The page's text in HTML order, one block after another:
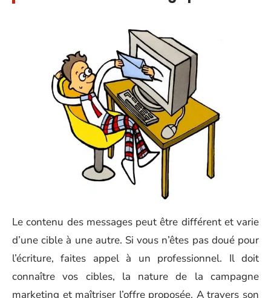
Le contenu des messages peut être différent et varie
d’une cible à une autre. Si vous n’êtes pas doué pour
l’écriture, faites appel à un professionnel. Il doit
connaître vos cibles, la nature de la campagne
marketing et maîtriser l’offre proposée. A travers son